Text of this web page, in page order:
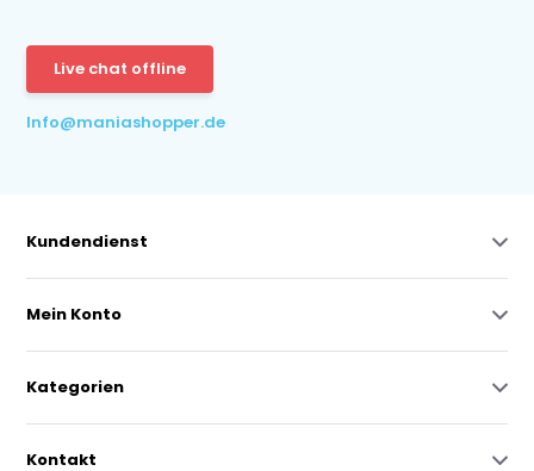
Live chat offline
Info@maniashopper.de
Kundendienst
Mein Konto
Kategorien
Kontakt